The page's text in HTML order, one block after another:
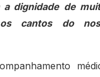
dignidade de
cantos do